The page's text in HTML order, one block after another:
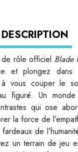
DESCRIPTION
rôle officiel Blade
et plongez dans
à vous couper le
figuré. Un
qui ose
la force de
de
un terrain de jeu